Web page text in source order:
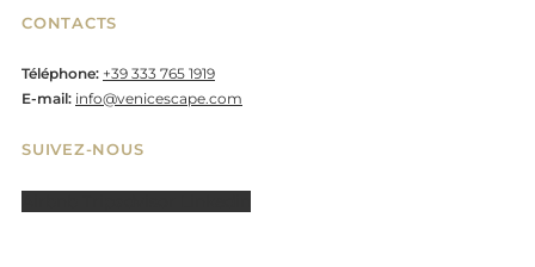
CONTACTS
Téléphone: +39 333 765 1919
E-mail: info@venicescape.com
SUIVEZ-NOUS